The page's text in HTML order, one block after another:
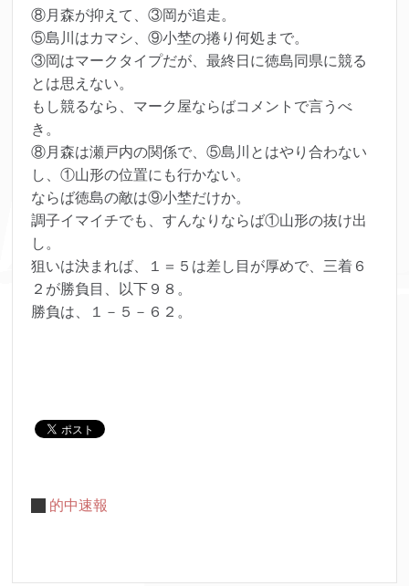
⑧月森が抑えて、③岡が追走。
⑤島川はカマシ、⑨小埜の捲り何処まで。
③岡はマークタイプだが、最終日に徳島同県に競る
とは思えない。
もし競るなら、マーク屋ならばコメントで言うべ
き。
⑧月森は瀬戸内の関係で、⑤島川とはやり合わない
し、①山形の位置にも行かない。
ならば徳島の敵は⑨小埜だけか。
調子イマイチでも、すんなりならば①山形の抜け出
し。
狙いは決まれば、１＝５は差し目が厚めで、三着６
２が勝負目、以下９８。
勝負は、１－５－６２。
的中速報